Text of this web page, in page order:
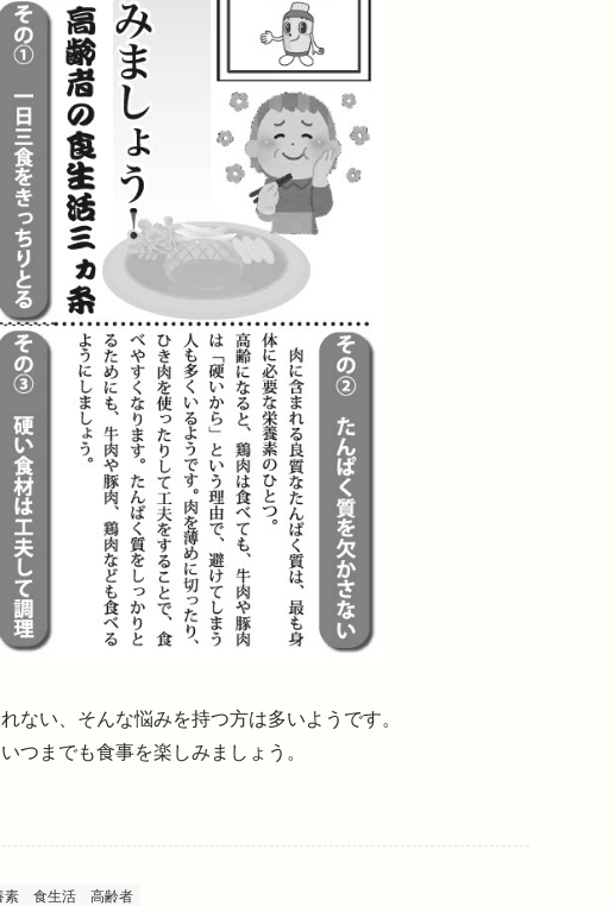
ない、そんな悩みを持つ方は多いようです。
つまでも食事を楽しみましょう。
素 食生活 高齢者